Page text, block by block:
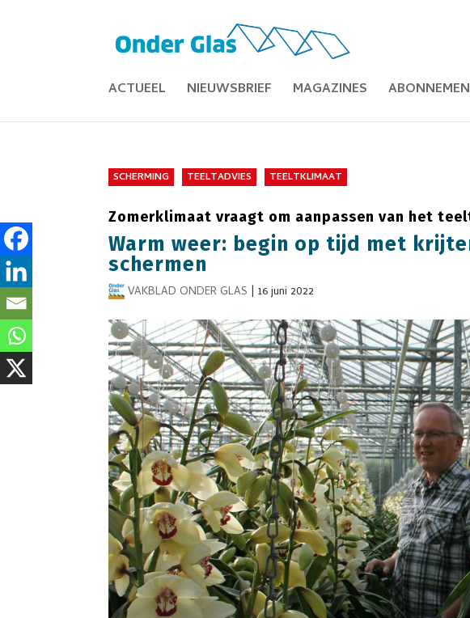
ACTUEEL NIEUWSBRIEF MAGAZINES
SCHERMING TEELTADVIES TEELTKLIMAAT
Zomerklimaat vraagt om aanpassen van het
Warm weer: begin op tijd met
schermen
VAKBLAD ONDER GLAS |16 juni 2022